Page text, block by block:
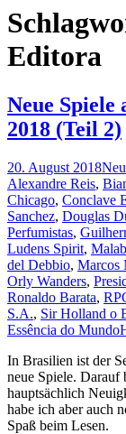
Editora
Neue Spiele
2018 (Teil 2)
20. August 2018
Alexandre Reis,
Chicago, Conclave
Sanchez, Douglas
Perfumistas,
Ludens Spirit,
del Debbio, Marcos
Orly Wanders,
Ronaldo Barata,
S.A., Sir Holland o
Essência do Mundo
In Brasilien ist der
neue Spiele. Darauf
hauptsächlich
habe ich aber auch
Spaß beim Lesen.